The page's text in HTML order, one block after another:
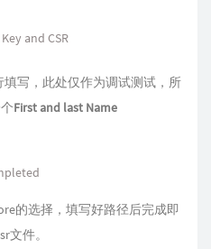
and CSR
写，此处仅作为调试测试，所
First and last Name
的选择，填写好路径后完成即
文件。